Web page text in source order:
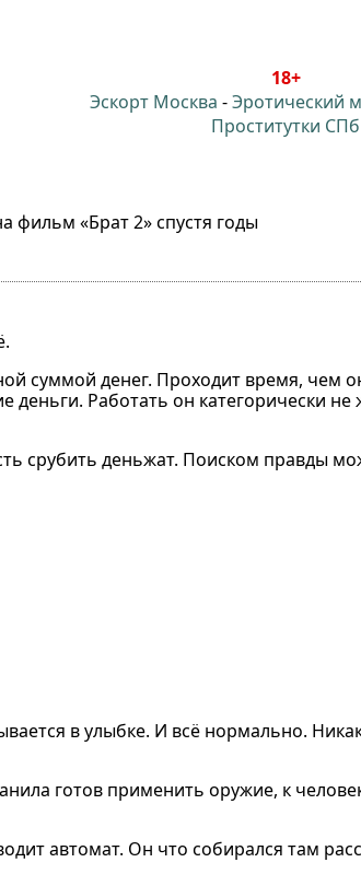
18+
Эскорт Москва -Эротический
Проститутки СПб
фильм «Брат 2» спустя годы
суммой денег. Проходит время, чем
Работать он категорически не
срубить деньжат. Поиском правды
в улыбке. И всё нормально.
готов применить оружие, к
автомат. Он что собирался там